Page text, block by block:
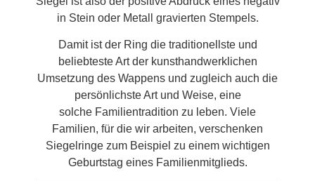
in Stein oder Metall gravierten Stempels.
Damit ist der Ring die traditionellste und
beliebteste Art der kunsthandwerklichen
Umsetzung des Wappens und zugleich auch die
persönlichste Art und Weise, eine
solche Familientradition zu leben. Viele
Familien, für die wir arbeiten, verschenken
Siegelringe zum Beispiel zu einem wichtigen
Geburtstag eines Familienmitglieds.